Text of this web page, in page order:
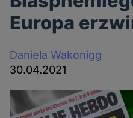
Europa
Daniela Wakonigg
30.04.2021